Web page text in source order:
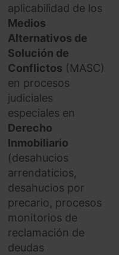
aplicabilidad de los
Medios
Alternativos de
Solución de
Conflictos (MASC)
en procesos
judiciales
especiales en
Derecho
Inmobiliario
(desahucios
arrendaticios,
desahucios por
precario, procesos
monitorios de
reclamación de
deudas